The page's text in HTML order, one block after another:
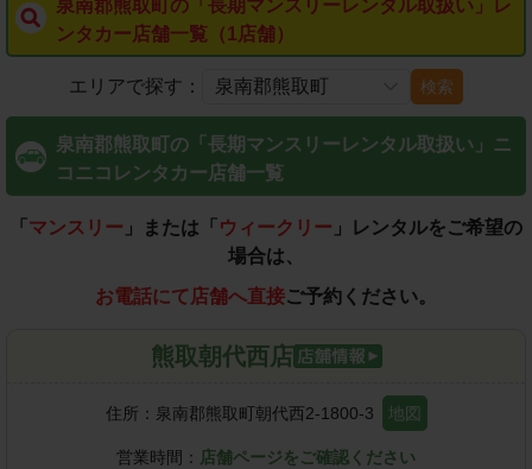
泉南郡熊取町の「長期マンスリーレンタル取扱い」レ
ンタカー店舗一覧（1店舗）
エリアで探す： 検索
泉南郡熊取町の「長期マンスリーレンタル取扱い」ニ
コニコレンタカー店舗一覧
「 マンスリー 」または「 ウィークリー 」レンタルをご希望の
場合は、
お電話にて店舗へ直接ご予約ください。
熊取朝代西店
住所： 泉南郡熊取町朝代西2-1800-3 地図
営業時間： 店舗ページをご確認ください